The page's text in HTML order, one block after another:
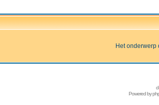
Het onderwerp
Powered by